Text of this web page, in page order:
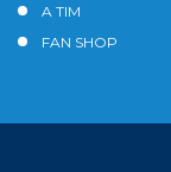
A TIM
FAN SHOP